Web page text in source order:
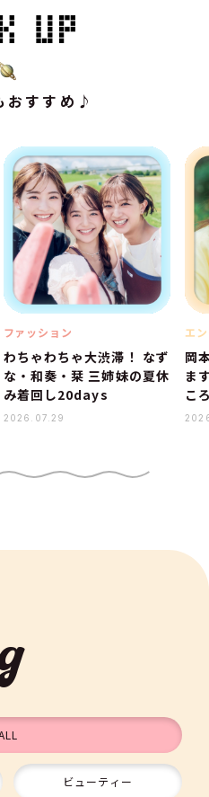
おすすめ♪
ファッション
わちゃわちゃ大渋滞！ なず
な・和奏・栞 三姉妹の夏休
み着回し20days
2026.07.29
エ
岡
ま
こ
ビューティー